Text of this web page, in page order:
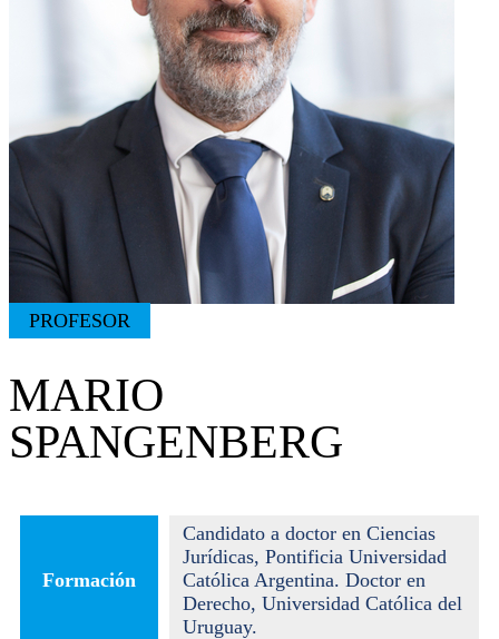
PROFESOR
MARIO
SPANGENBERG
Formación
Candidato a doctor en Ciencias
Jurídicas, Pontificia Universidad
Católica Argentina. Doctor en
Derecho, Universidad Católica del
Uruguay.